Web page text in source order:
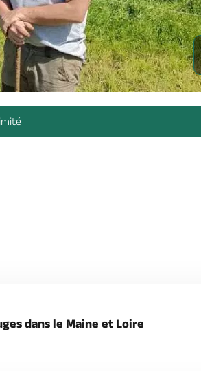
dans le Maine et Loire